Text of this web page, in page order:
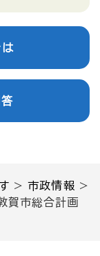
>市政情報 >
賀市総合計画